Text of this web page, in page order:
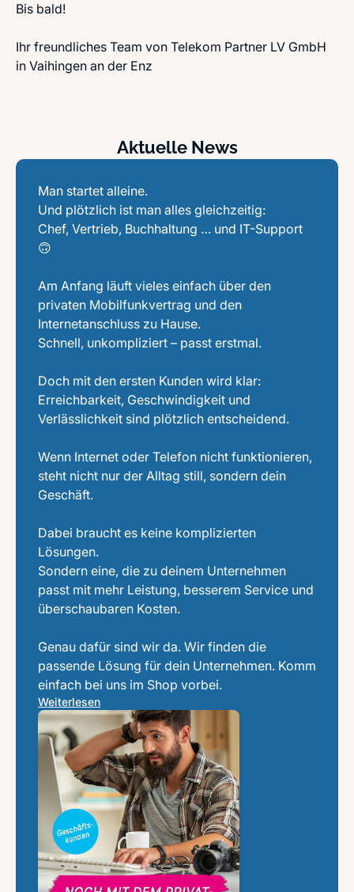
Bis bald!
Ihr freundliches Team von Telekom Partner LV GmbH
in Vaihingen an der Enz
Aktuelle News
Man startet alleine.
Und plötzlich ist man alles gleichzeitig:
Chef, Vertrieb, Buchhaltung … und IT-Support
🙃
Am Anfang läuft vieles einfach über den
privaten Mobilfunkvertrag und den
Internetanschluss zu Hause.
Schnell, unkompliziert – passt erstmal.
Doch mit den ersten Kunden wird klar:
Erreichbarkeit, Geschwindigkeit und
Verlässlichkeit sind plötzlich entscheidend.
Wenn Internet oder Telefon nicht funktionieren,
steht nicht nur der Alltag still, sondern dein
Geschäft.
Dabei braucht es keine komplizierten
Lösungen.
Sondern eine, die zu deinem Unternehmen
passt mit mehr Leistung, besserem Service und
überschaubaren Kosten.
Genau dafür sind wir da. Wir finden die
passende Lösung für dein Unternehmen. Komm
einfach bei uns im Shop vorbei.
Weiterlesen